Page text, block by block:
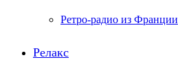
Ретро-радио из Франции
Релакс